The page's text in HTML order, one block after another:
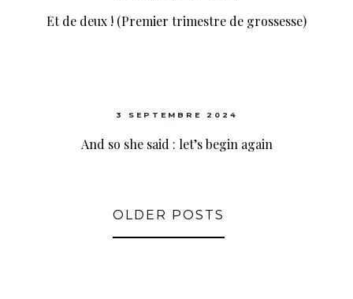
Et de deux ! (Premier trimestre de grossesse)
3 SEPTEMBRE 2024
And so she said : let’s begin again
OLDER POSTS